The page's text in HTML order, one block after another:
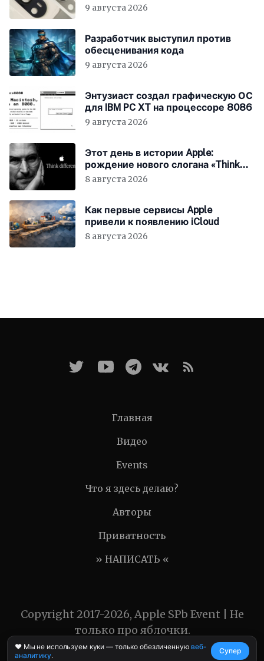
9 августа 2026
Разработчик выступил против
обесценивания кода
9 августа 2026
Энтузиаст создал графическую ОС
для IBM PC XT на процессоре 8086
9 августа 2026
Этот день в истории Apple:
рождение нового слогана «Think
Different»
8 августа 2026
Как первые сервисы Apple
привели к появлению iCloud
8 августа 2026
Главная
Видео
Events
Что я здесь делаю?
Авторы
Приватность
» НАПИСАТЬ «
Copyright 2017-2026, Apple SPb Event | Не
только про яблочки.
❤️ Мы не используем куки — только обезличеннуювеб-
аналитику.
Супер